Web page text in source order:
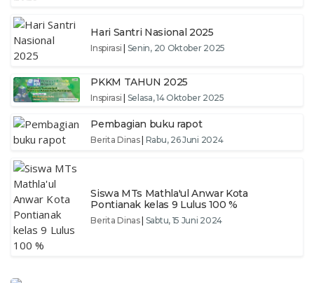
Hari Santri Nasional 2025
Inspirasi Senin, 20 Oktober 2025
PKKM TAHUN 2025
Inspirasi Selasa, 14 Oktober 2025
Pembagian buku rapot
Berita Dinas Rabu, 26 Juni 2024
Siswa MTs Mathla'ul Anwar Kota
Pontianak kelas 9 Lulus 100 %
Berita Dinas Sabtu, 15 Juni 2024